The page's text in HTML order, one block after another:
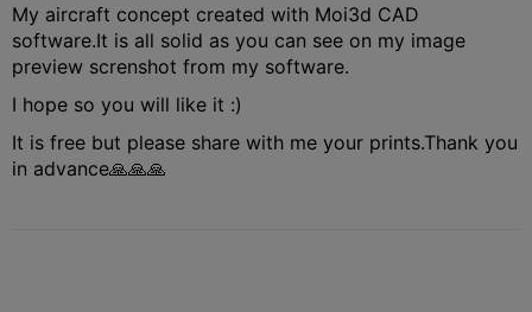
My aircraft concept created with Moi3d CAD
software.It is all solid as you can see on my image
preview screnshot from my software.
I hope so you will like it :)
It is free but please share with me your prints.Thank you
in advance🙏🙏🙏